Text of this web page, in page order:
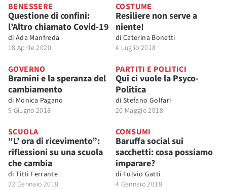
BENESSERE
Questione di confini:
l’Altro chiamato Covid-19
di Ada Manfreda
18 Aprile 2020
COSTUME
Resiliere non serve a
niente!
di Caterina Bonetti
4 Luglio 2018
GOVERNO
Bramini e la speranza del
cambiamento
di Monica Pagano
9 Giugno 2018
PARTITI E POLITICI
Qui ci vuole la Psyco-
Politica
di Stefano Golfari
20 Maggio 2018
SCUOLA
“L’ ora di ricevimento”:
riflessioni su una scuola
che cambia
di Titti Ferrante
22 Gennaio 2018
CONSUMI
Baruffa social sui
sacchetti: cosa possiamo
imparare?
di Fulvio Gatti
4 Gennaio 2018